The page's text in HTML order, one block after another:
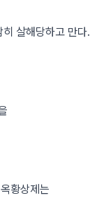
살해당하고 만다.
황상제는